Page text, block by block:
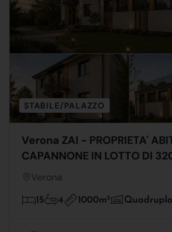
STABILE/PALAZZO
Verona ZAI - PROPRIETA'
CAPANNONE IN LOTTO DI
Verona
15 4 1000m2 Quadruplo